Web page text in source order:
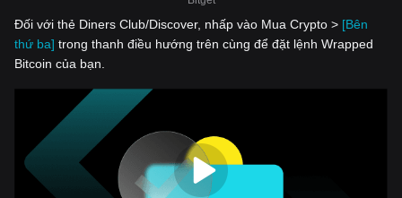
Đối với thẻ Diners Club/Discover, nhấp vào Mua Crypto > [Bên
thứ ba] trong thanh điều hướng trên cùng để đặt lệnh Wrapped
Bitcoin của bạn.